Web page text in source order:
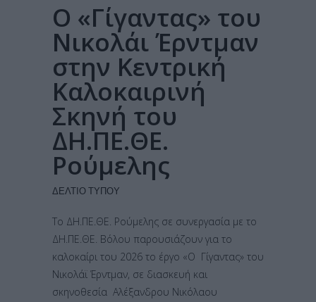
Ο «Γίγαντας» του
Νικολάι Έρντμαν
στην Κεντρική
Καλοκαιρινή
Σκηνή του
ΔΗ.ΠΕ.ΘΕ.
Ρούμελης
ΔΕΛΤΊΟ ΤΎΠΟΥ
Το ΔΗ.ΠΕ.ΘΕ. Ρούμελης σε συνεργασία με το
ΔΗ.ΠΕ.ΘΕ. Βόλου παρουσιάζουν για το
καλοκαίρι του 2026 το έργο «Ο Γίγαντας» του
Νικολάϊ Έρντμαν, σε διασκευή και
σκηνοθεσία Αλέξανδρου Νικόλαου